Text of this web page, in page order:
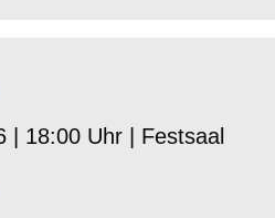
| 18:00 Uhr | Festsaal